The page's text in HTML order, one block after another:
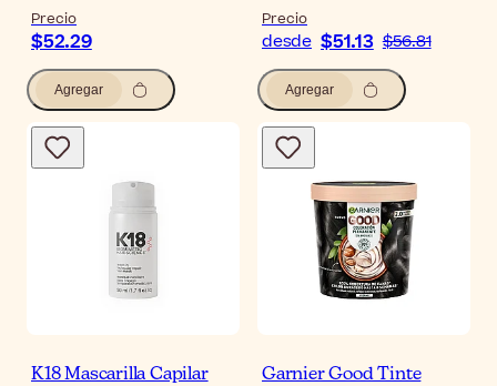
Precio
$52.29
Agregar
Precio
desde $51.13 $56.81
Agregar
K18 Mascarilla Capilar
Garnier Good Tinte